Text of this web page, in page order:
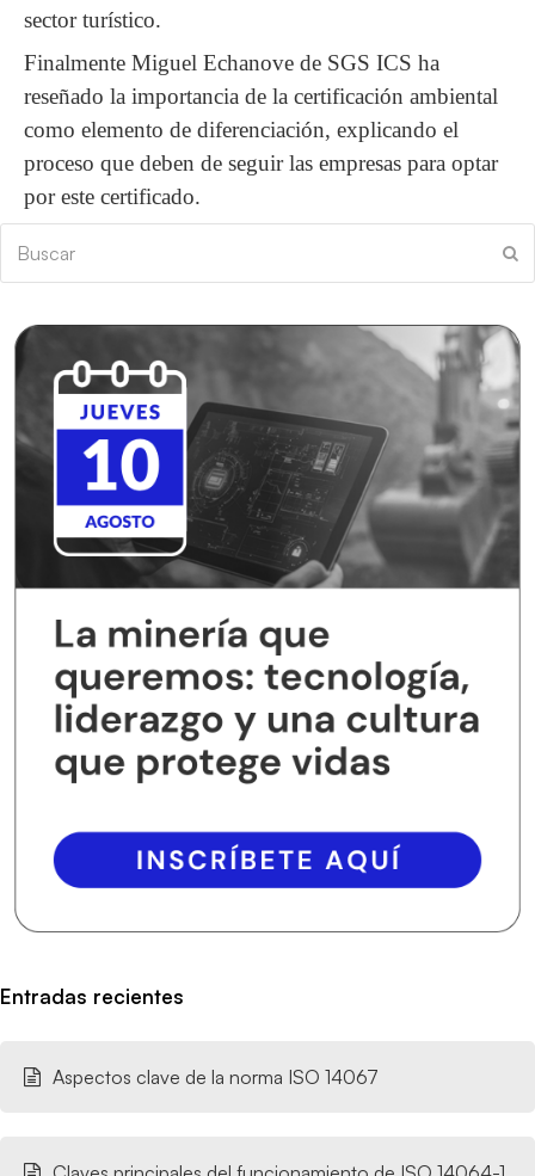
sector turístico.
Finalmente Miguel Echanove de SGS ICS ha
reseñado la importancia de la certificación ambiental
como elemento de diferenciación, explicando el
proceso que deben de seguir las empresas para optar
por este certificado.
Entradas recientes
Aspectos clave de la norma ISO 14067